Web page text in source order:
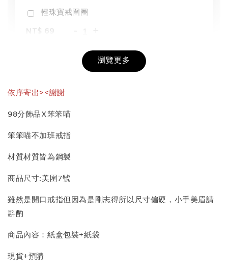
輕珠寶戒圍圈
NT$ 69
+
質感飾品收納盒
瀏覽更多
依序寄出><謝謝
98分飾品X笨笨喵
笨笨喵不加班戒指
材質材質皆為鋼製
商品尺寸:美圍7號
雖然是開口戒指但因為是剛志得所以尺寸偏硬，小手美眉請
斟酌
商品內容：紙盒包裝+紙袋
現貨+預購